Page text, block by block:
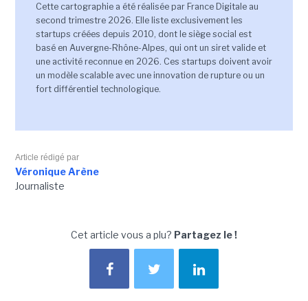
Cette cartographie a été réalisée par France Digitale au
second trimestre 2026. Elle liste exclusivement les
startups créées depuis 2010, dont le siège social est
basé en Auvergne-Rhône-Alpes, qui ont un siret valide et
une activité reconnue en 2026. Ces startups doivent avoir
un modèle scalable avec une innovation de rupture ou un
fort différentiel technologique.
Article rédigé par
Véronique Arène
Journaliste
Cet article vous a plu? Partagez le !